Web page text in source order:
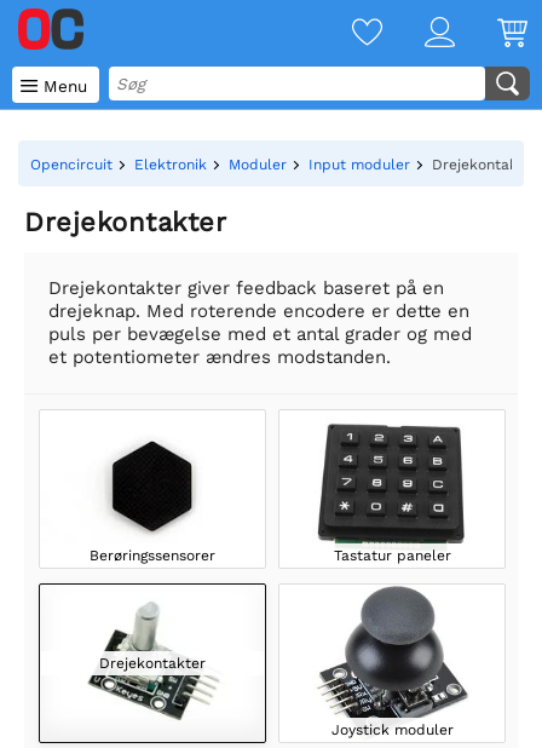
 Menu
Opencircuit Elektronik Moduler Input moduler Drejekontakter
Drejekontakter
Drejekontakter giver feedback baseret på en
drejeknap. Med roterende encodere er dette en
puls per bevægelse med et antal grader og med
et potentiometer ændres modstanden.
Berøringssensorer Tastatur paneler
Drejekontakter
Joystick moduler